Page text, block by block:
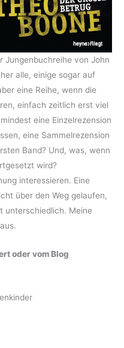
Jungenbuchreihe von John
alle, einige sogar auf
eine Reihe, wenn die
einfach zeitlich erst viel
eine Einzelrezension
eine Sammelrezension
Band? Und, was, wenn
wird?
interessieren. Eine
über den Weg gelaufen,
unterschiedlich. Meine
oder vom Blog